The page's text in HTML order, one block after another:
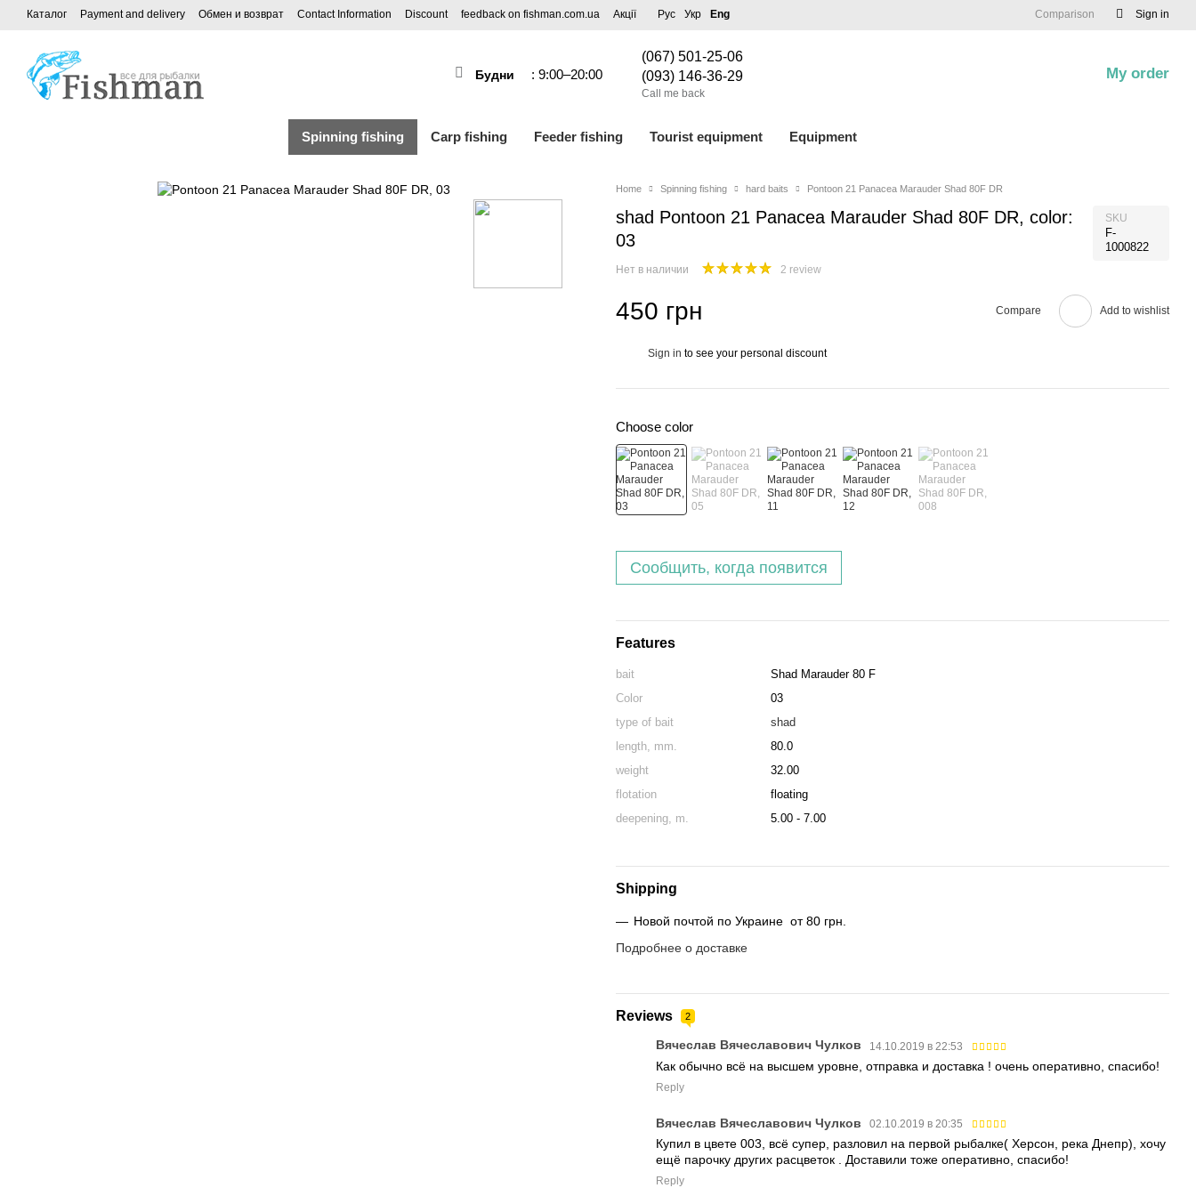
Каталог Payment and delivery Обмен и возврат Contact Information Discount feedback on fishman.com.ua Акції Рус Укр Eng Comparison Sign in
Будни : 9:00–20:00
(067) 501-25-06
(093) 146-36-29
Call me back
My order
Spinning fishing Carp fishing Feeder fishing Tourist equipment Equipment
Home Spinning fishing hard baits Pontoon 21 Panacea Marauder Shad 80F DR
shad Pontoon 21 Panacea Marauder Shad 80F DR, color:
03
SKU
F-
1000822
Нет в наличии 2 review
450 грн Compare Add to wishlist
Sign in to see your personal discount
Choose color
Сообщить, когда появится
Features
bait
Shad Marauder 80 F
Color
03
type of bait
shad
length, mm.
80.0
weight
32.00
flotation
floating
deepening, m.
5.00 - 7.00
Shipping
Новой почтой по Украине от 80 грн.
Подробнее о доставке
Reviews 2
Вячеслав Вячеславович Чулков 14.10.2019 в 22:53
Как обычно всё на высшем уровне, отправка и доставка ! очень оперативно, спасибо!
Reply
Вячеслав Вячеславович Чулков 02.10.2019 в 20:35
Купил в цвете 003, всё супер, разловил на первой рыбалке( Херсон, река Днепр), хочу
ещё парочку других расцветок . Доставили тоже оперативно, спасибо!
Reply